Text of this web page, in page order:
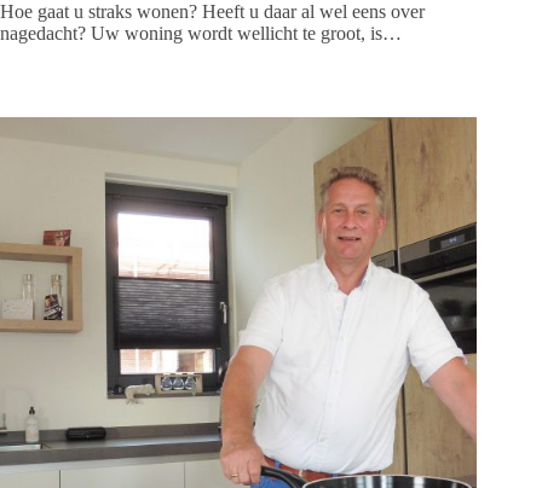
Hoe gaat u straks wonen? Heeft u daar al wel eens over
nagedacht? Uw woning wordt wellicht te groot, is…